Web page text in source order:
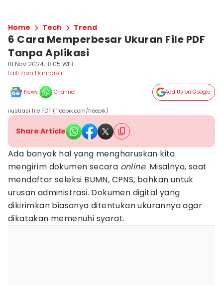
Home Tech Trend
6 Cara Memperbesar Ukuran File PDF
Tanpa Aplikasi
18 Nov 2024, 18:05 WIB
Laili Zain Damaika
News Channel Add Us on Google
ilustrasi file PDF (freepik.com/freepik)
Share Article
Ada banyak hal yang mengharuskan kita
mengirim dokumen secara online. Misalnya, saat
mendaftar seleksi BUMN, CPNS, bahkan untuk
urusan administrasi. Dokumen digital yang
dikirimkan biasanya ditentukan ukurannya agar
dikatakan memenuhi syarat.